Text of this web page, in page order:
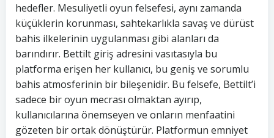
hedefler. Mesuliyetli oyun felsefesi, aynı zamanda
küçüklerin korunması, sahtekarlıkla savaş ve dürüst
bahis ilkelerinin uygulanması gibi alanları da
barındırır. Bettilt giriş adresini vasıtasıyla bu
platforma erişen her kullanıcı, bu geniş ve sorumlu
bahis atmosferinin bir bileşenidir. Bu felsefe, Bettilt’i
sadece bir oyun mecrası olmaktan ayırıp,
kullanıcılarına önemseyen ve onların menfaatini
gözeten bir ortak dönüştürür. Platformun emniyet